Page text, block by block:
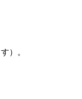
）。